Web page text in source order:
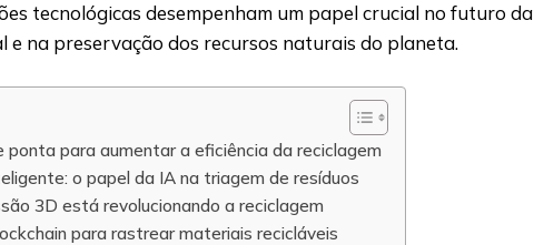
tecnológicas desempenham um papel crucial no futuro da
e na preservação dos recursos naturais do planeta.
ponta para aumentar a eficiência da reciclagem
o papel da IA na triagem de resíduos
3D está revolucionando a reciclagem
para rastrear materiais recicláveis